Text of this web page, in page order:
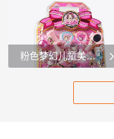
等。厨房...
兽魔法棒”的玩具套装，适合
3岁及以上儿童。这个玩具套
装以粉色和彩虹元素为主
题，充满了梦幻和童话色
彩。套装的核心是一根粉色
粉色梦幻儿童美妆玩具套装少女心爆棚的儿童美妆角色扮演
及以上的儿童。整个套装以